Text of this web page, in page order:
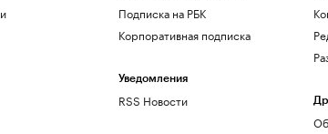
Подписка на РБК
Корпоративная подписка
Уведомления
RSS Новости